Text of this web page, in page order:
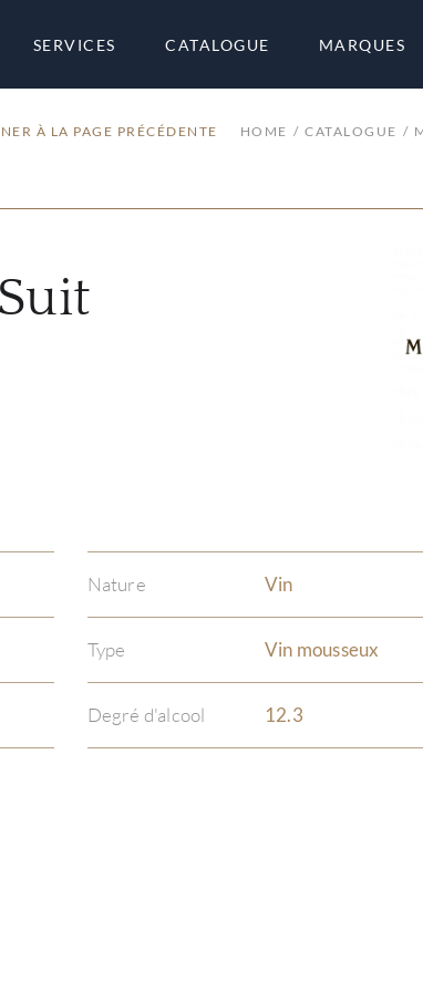
SERVICES CATALOGUE MARQUES
À LA PAGE PRÉCÉDENTE HOME CATALOGUE
Nature Vin
Type Vin mousseux
Degré d'alcool 12.3